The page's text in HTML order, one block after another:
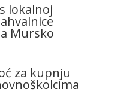
lokalnoj
Mursko
za kupnju